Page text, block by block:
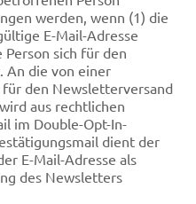
werden, wenn (1) die
E-Mail-Adresse
sich für den
An die von einer
den Newsletterversand
aus rechtlichen
im Double-Opt-In-
dient der
E-Mail-Adresse als
des Newsletters